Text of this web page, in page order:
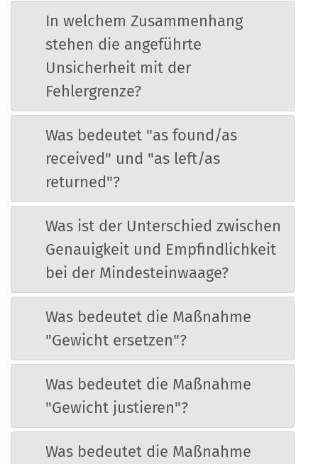
In welchem Zusammenhang
stehen die angeführte
Unsicherheit mit der
Fehlergrenze?
Was bedeutet "as found/as
received" und "as left/as
returned"?
Was ist der Unterschied zwischen
Genauigkeit und Empfindlichkeit
bei der Mindesteinwaage?
Was bedeutet die Maßnahme
"Gewicht ersetzen"?
Was bedeutet die Maßnahme
"Gewicht justieren"?
Was bedeutet die Maßnahme